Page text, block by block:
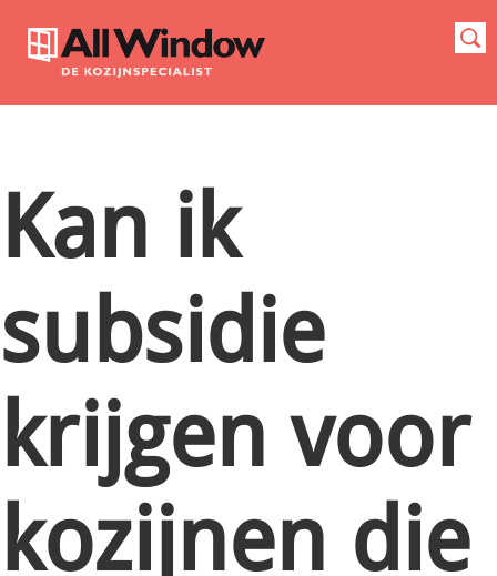
Kan ik
subsidie
krijgen voor
kozijnen die